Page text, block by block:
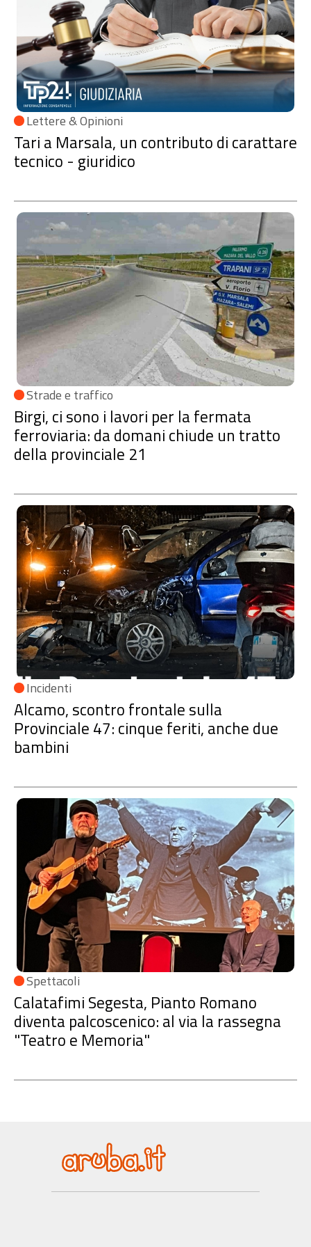
Lettere & Opinioni
Tari a Marsala, un contributo di carattare
tecnico - giuridico
Strade e traffico
Birgi, ci sono i lavori per la fermata
ferroviaria: da domani chiude un tratto
della provinciale 21
Incidenti
Alcamo, scontro frontale sulla
Provinciale 47: cinque feriti, anche due
bambini
Spettacoli
Calatafimi Segesta, Pianto Romano
diventa palcoscenico: al via la rassegna
"Teatro e Memoria"